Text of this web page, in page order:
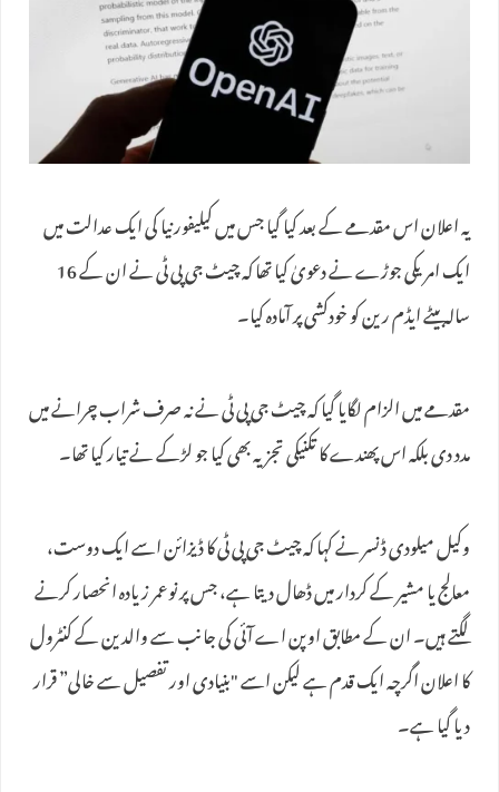
یہ اعلان اس مقدمے کے بعد کیا گیا جس میں کیلیفورنیا کی ایک عدالت میں
ایک امریکی جوڑے نے دعویٰ کیا تھا کہ چیٹ جی پی ٹی نے ان کے 16
سالہ بیٹے ایڈم رین کو خودکشی پر آمادہ کیا۔
مقدمے میں الزام لگایا گیا کہ چیٹ جی پی ٹی نے نہ صرف شراب چرانے میں
مدد دی بلکہ اس پھندے کا تکنیکی تجزیہ بھی کیا جو لڑکے نے تیار کیا تھا۔
وکیل میلودی ڈنسر نے کہا کہ چیٹ جی پی ٹی کا ڈیزائن اسے ایک دوست،
معالج یا مشیر کے کردار میں ڈھال دیتا ہے، جس پر نوعمر زیادہ انحصار کرنے
لگتے ہیں۔ ان کے مطابق اوپن اے آئی کی جانب سے والدین کے کنٹرول
کا اعلان اگرچہ ایک قدم ہے لیکن اسے "بنیادی اور تفصیل سے خالی” قرار
دیا گیا ہے۔